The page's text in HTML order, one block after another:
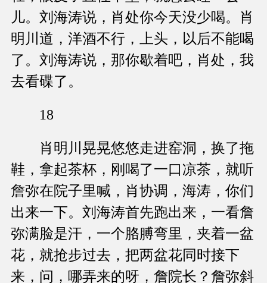
儿。刘海涛说，肖处你今天没少喝。肖
明川道，洋酒不行，上头，以后不能喝
了。刘海涛说，那你歇着吧，肖处，我
去看碟了。
18
肖明川晃晃悠悠走进窑洞，换了拖
鞋，拿起茶杯，刚喝了一口凉茶，就听
詹弥在院子里喊，肖协调，海涛，你们
出来一下。刘海涛首先跑出来，一看詹
弥满脸是汗，一个胳膊弯里，夹着一盆
花，就抢步过去，把两盆花同时接下
来，问，哪弄来的呀，詹院长？詹弥斜